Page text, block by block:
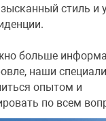
стиль и
больше
наши
опытом и
по всем